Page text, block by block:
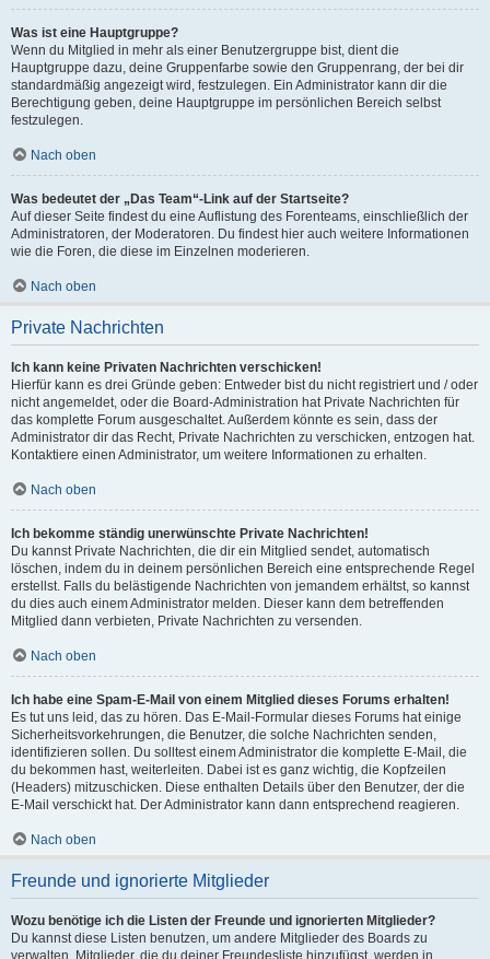
Was ist eine Hauptgruppe?
Wenn du Mitglied in mehr als einer Benutzergruppe bist, dient die
Hauptgruppe dazu, deine Gruppenfarbe sowie den Gruppenrang, der bei dir
standardmäßig angezeigt wird, festzulegen. Ein Administrator kann dir die
Berechtigung geben, deine Hauptgruppe im persönlichen Bereich selbst
festzulegen.
Nach oben
Was bedeutet der „Das Team“-Link auf der Startseite?
Auf dieser Seite findest du eine Auflistung des Forenteams, einschließlich der
Administratoren, der Moderatoren. Du findest hier auch weitere Informationen
wie die Foren, die diese im Einzelnen moderieren.
Nach oben
Private Nachrichten
Ich kann keine Privaten Nachrichten verschicken!
Hierfür kann es drei Gründe geben: Entweder bist du nicht registriert und / oder
nicht angemeldet, oder die Board-Administration hat Private Nachrichten für
das komplette Forum ausgeschaltet. Außerdem könnte es sein, dass der
Administrator dir das Recht, Private Nachrichten zu verschicken, entzogen hat.
Kontaktiere einen Administrator, um weitere Informationen zu erhalten.
Nach oben
Ich bekomme ständig unerwünschte Private Nachrichten!
Du kannst Private Nachrichten, die dir ein Mitglied sendet, automatisch
löschen, indem du in deinem persönlichen Bereich eine entsprechende Regel
erstellst. Falls du belästigende Nachrichten von jemandem erhältst, so kannst
du dies auch einem Administrator melden. Dieser kann dem betreffenden
Mitglied dann verbieten, Private Nachrichten zu versenden.
Nach oben
Ich habe eine Spam-E-Mail von einem Mitglied dieses Forums erhalten!
Es tut uns leid, das zu hören. Das E-Mail-Formular dieses Forums hat einige
Sicherheitsvorkehrungen, die Benutzer, die solche Nachrichten senden,
identifizieren sollen. Du solltest einem Administrator die komplette E-Mail, die
du bekommen hast, weiterleiten. Dabei ist es ganz wichtig, die Kopfzeilen
(Headers) mitzuschicken. Diese enthalten Details über den Benutzer, der die
E-Mail verschickt hat. Der Administrator kann dann entsprechend reagieren.
Nach oben
Freunde und ignorierte Mitglieder
Wozu benötige ich die Listen der Freunde und ignorierten Mitglieder?
Du kannst diese Listen benutzen, um andere Mitglieder des Boards zu
verwalten. Mitglieder, die du deiner Freundesliste hinzufügst, werden in